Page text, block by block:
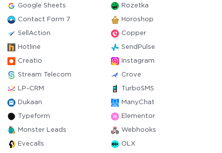
Google Sheets Rozetka
Contact Form 7 Horoshop
SellAction Copper
Hotline SendPulse
Creatio Instagram
Stream Telecom Crove
LP-CRM TurboSMS
Dukaan ManyChat
Typeform Elementor
Monster Leads Webhooks
Evecalls OLX